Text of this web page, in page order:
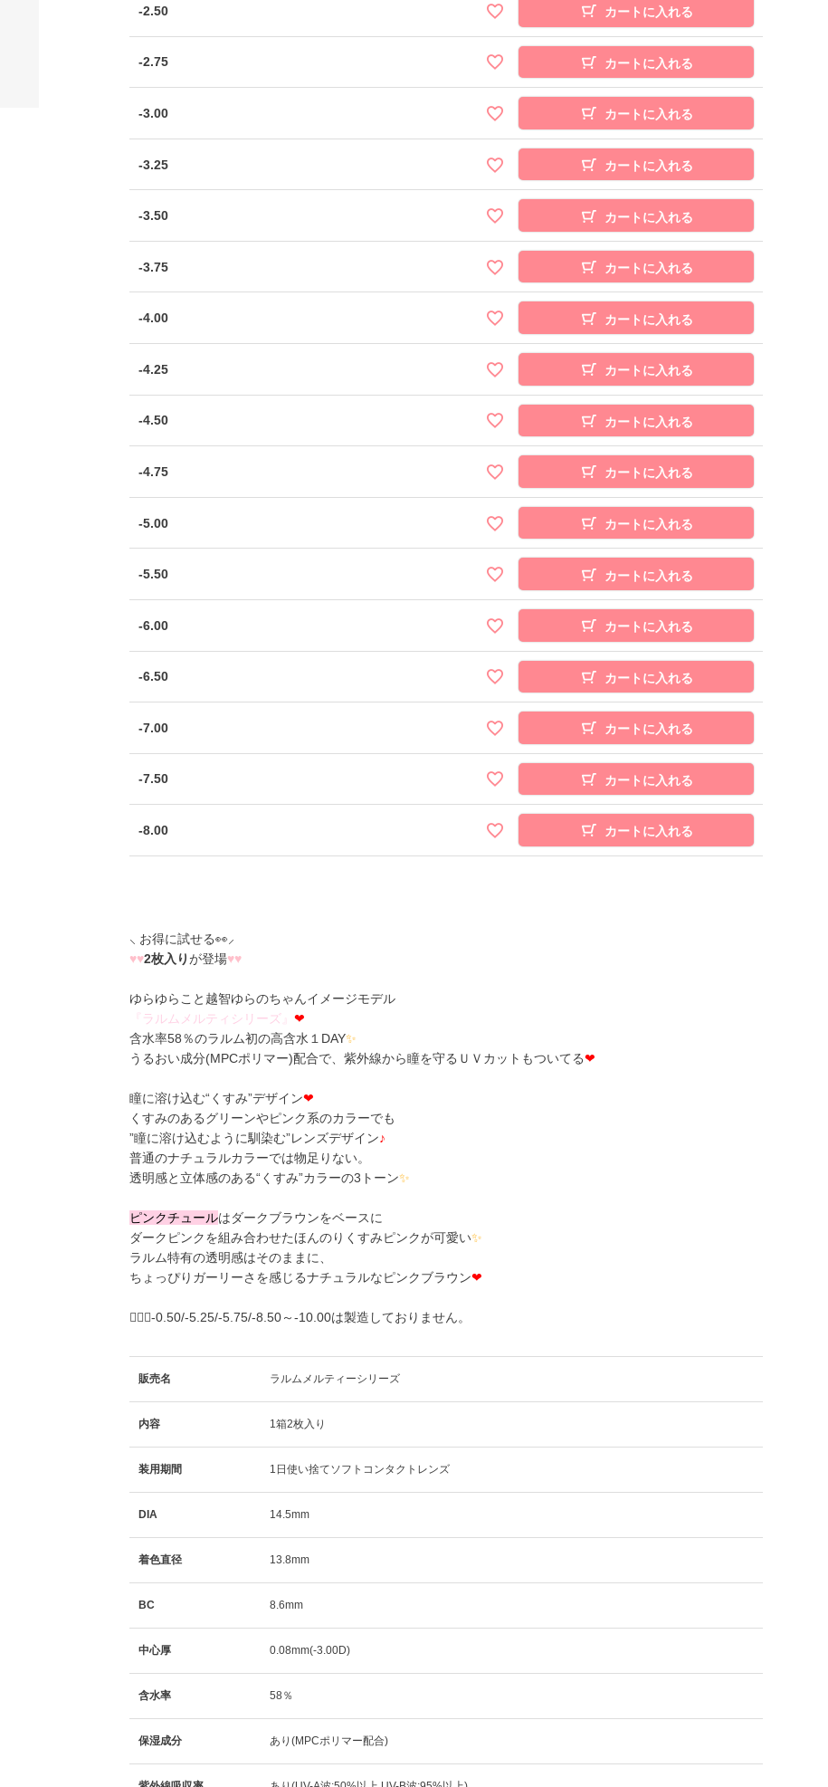
-2.50 カートに入れる
-2.75 カートに入れる
-3.00 カートに入れる
-3.25 カートに入れる
-3.50 カートに入れる
-3.75 カートに入れる
-4.00 カートに入れる
-4.25 カートに入れる
-4.50 カートに入れる
-4.75 カートに入れる
-5.00 カートに入れる
-5.50 カートに入れる
-6.00 カートに入れる
-6.50 カートに入れる
-7.00 カートに入れる
-7.50 カートに入れる
-8.00 カートに入れる
⸜ お得に試せる👀⸝
♥♥2枚入りが登場♥♥
ゆらゆらこと越智ゆらのちゃんイメージモデル
ラ ルム メ ルテ ィ シ リ ー ズ』 ❤
含水率58％のラルム初の高含水１DAY✨
うるおい成分(MPCポリマー)配合で、紫外線から瞳を守るＵＶカットもついてる❤
瞳に溶け込む“くすみ”デザイン❤
くすみのあるグリーンやピンク系のカラーでも
”瞳に溶け込むように馴染む”レンズデザイン♪
普通のナチュラルカラーでは物足りない。
透明感と立体感のある“くすみ”カラーの3トーン✨
ピンクチ ュ ールはダークブラウンをベースに
ダークピンクを組み合わせたほんのりくすみピンクが可愛い✨
ラルム特有の透明感はそのままに、
ちょっぴりガーリーさを感じるナチュラルなピンクブラウン❤
🙇🏼‍♀️-0.50/-5.25/-5.75/-8.50～-10.00は製造しておりません。
販売名 ラルムメルティーシリーズ
内容 1箱2枚入り
装用期間 1日使い捨てソフトコンタクトレンズ
DIA 14.5mm
着色直径 13.8mm
BC 8.6mm
中心厚 0.08mm(-3.00D)
含水率 58％
保湿成分 あり(MPCポリマー配合)